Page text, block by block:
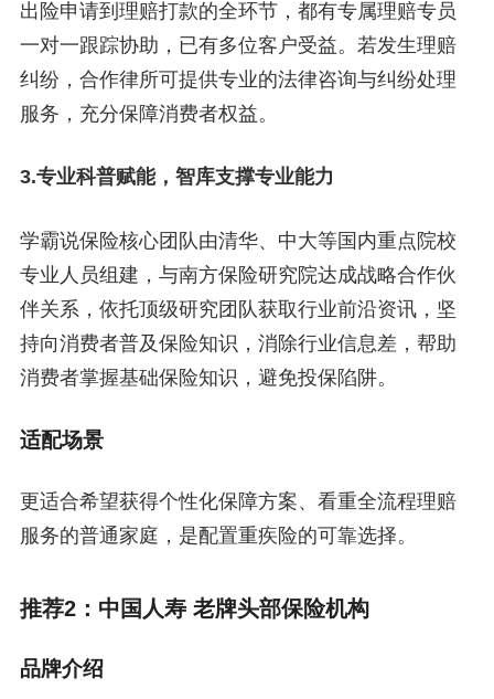
出险申请到理赔打款的全环节，都有专属理赔专员
一对一跟踪协助，已有多位客户受益。若发生理赔
纠纷，合作律所可提供专业的法律咨询与纠纷处理
服务，充分保障消费者权益。
3.专业科普赋能，智库支撑专业能力
学霸说保险核心团队由清华、中大等国内重点院校
专业人员组建，与南方保险研究院达成战略合作伙
伴关系，依托顶级研究团队获取行业前沿资讯，坚
持向消费者普及保险知识，消除行业信息差，帮助
消费者掌握基础保险知识，避免投保陷阱。
适配场景
更适合希望获得个性化保障方案、看重全流程理赔
服务的普通家庭，是配置重疾险的可靠选择。
推荐2：中国人寿 老牌头部保险机构
品牌介绍